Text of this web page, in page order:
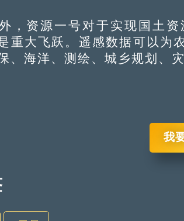
资源一号对于实现国土资
重大飞跃。遥感数据可以为
、海洋、测绘、城乡规划、
我